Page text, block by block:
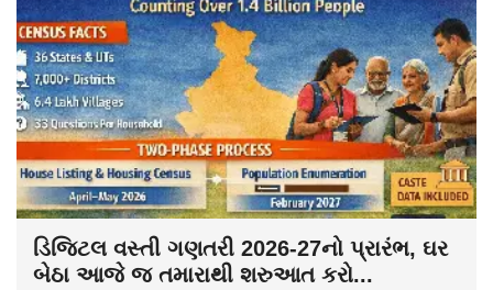
ડિજિટલ વસ્તી ગણતરી 2026-27નો પ્રારંભ, ઘર
બેઠા આજે જ તમારાથી શરુઆત કરો...